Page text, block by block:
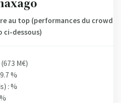
au top (performances du crowd
ci-dessous)
M€)
%
: %